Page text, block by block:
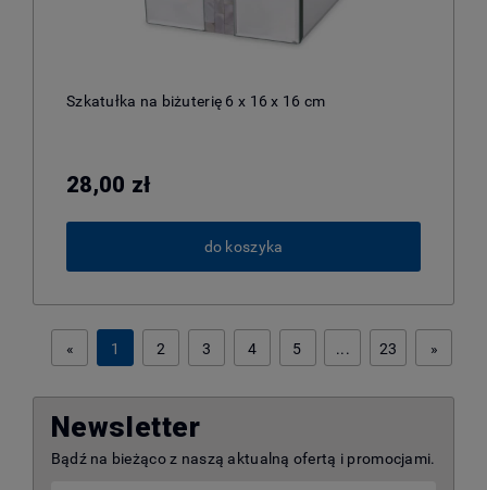
Szkatułka na biżuterię 6 x 16 x 16 cm
28,00 zł
do koszyka
« 1 2 3 4 5 ... 23 »
Newsletter
Bądź na bieżąco z naszą aktualną ofertą i promocjami.